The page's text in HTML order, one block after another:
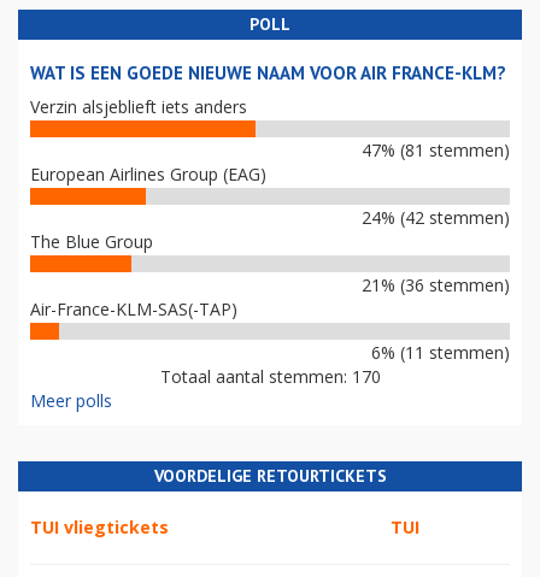
POLL
WAT IS EEN GOEDE NIEUWE NAAM VOOR AIR FRANCE-KLM?
Verzin alsjeblieft iets anders
47% (81 stemmen)
European Airlines Group (EAG)
24% (42 stemmen)
The Blue Group
21% (36 stemmen)
Air-France-KLM-SAS(-TAP)
6% (11 stemmen)
Totaal aantal stemmen: 170
Meer polls
VOORDELIGE RETOURTICKETS
TUI vliegtickets TUI